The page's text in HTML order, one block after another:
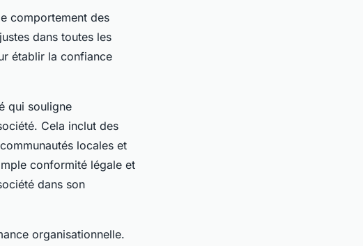
comportement des
dans toutes les
établir la confiance
qui souligne
Cela inclut des
locales et
conformité légale et
dans son
organisationnelle.